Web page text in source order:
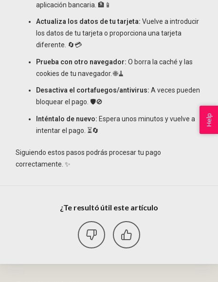
aplicación bancaria. 🏦📱
Actualiza los datos de tu tarjeta: Vuelve a introducir
los datos de tu tarjeta o proporciona una tarjeta
diferente. 🔄💳
Prueba con otro navegador: O borra la caché y las
cookies de tu navegador. 🌐🧹
Desactiva el cortafuegos/antivirus: A veces pueden
bloquear el pago. 🛡️🚫
Inténtalo de nuevo: Espera unos minutos y vuelve a
intentar el pago. ⏳🔄
Siguiendo estos pasos podrás procesar tu pago
correctamente. ✨
¿Te resultó útil este artículo
Help